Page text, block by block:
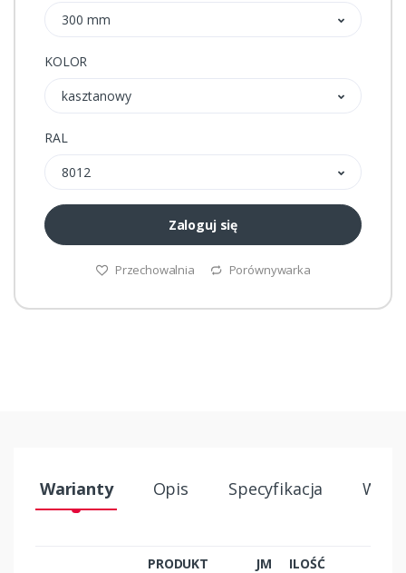
300 mm
KOLOR
kasztanowy
RAL
8012
Zaloguj się
Przechowalnia Porównywarka
Warianty Opis Specyfikacja
PRODUKT JM ILOŚĆ